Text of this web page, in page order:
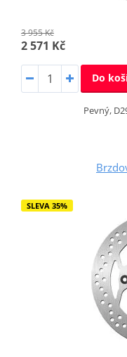
3 955 Kč
2 571 Kč
Do
Pevný,
SLEVA 35%